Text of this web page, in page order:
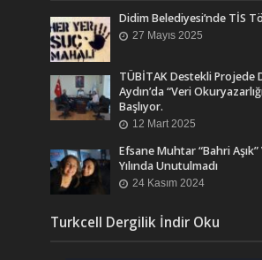
Didim Belediyesi’nde TİS
27 Mayıs 2025
TÜBİTAK Destekli Projede
Aydın’da “Veri
Başlıyor.
12 Mart 2025
Efsane Muhtar “Bahri
Yılında Unutulmadı
24 Kasım 2024
Turkcell Dergilik İndir Oku